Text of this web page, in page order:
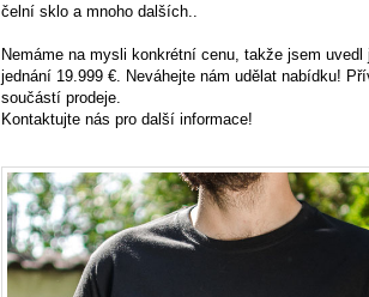
čelní sklo a mnoho dalších..
Nemáme na mysli konkrétní cenu, takže jsem uvedl
jednání 19.999 €. Neváhejte nám udělat nabídku!
součástí prodeje.
Kontaktujte nás pro další informace!